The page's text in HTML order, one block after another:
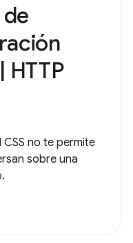
HTTP
CSS no te permite
sobre una